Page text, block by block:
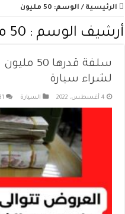
الرئيسية / الوسم: 50 مليون
أرشيف الوسم : 50 مليون
سلفة
لشراء سيارة
4 أغسطس، 2022 السيارة